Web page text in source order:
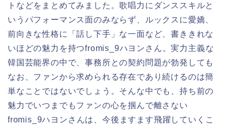
トなどをまとめてみました。歌唱力にダンススキルと
いうパフォーマンス面のみならず、ルックスに愛嬌、
前向きな性格に「話し下手」な一面など、書ききれな
いほどの魅力を持つfromis_9ハヨンさん。実力主義な
韓国芸能界の中で、事務所との契約問題が勃発しても
なお、ファンから求められる存在であり続けるのは簡
単なことではないでしょう。そんな中でも、持ち前の
魅力でいつまでもファンの心を掴んで離さない
fromis_9ハヨンさんは、今後ますます飛躍していくこ